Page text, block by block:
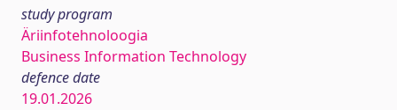
study program
Äriinfotehnoloogia
Business Information Technology
defence date
19.01.2026